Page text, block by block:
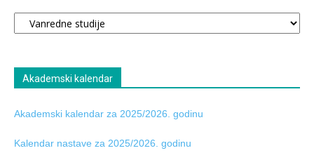
Oglasna
tabla
Akademski kalendar
Akademski kalendar za 2025/2026. godinu
Kalendar nastave za 2025/2026. godinu